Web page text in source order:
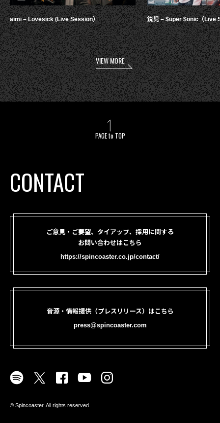
aimi – Lovesick (Live Session） 鋭児 – $uper $onic（Live
VIEW MORE
PAGE to TOP
CONTACT
ご意見・ご要望、タイアップ、採用に関する
お問い合わせはこちら
https://spincoaster.co.jp/contact/
音源・情報提供（プレスリリース）はこちら
press@spincoaster.com
©︎ Spincoaster. All rights reserved.